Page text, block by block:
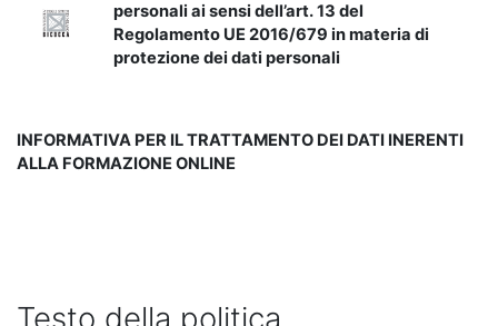
personali ai sensi dell’art. 13 del
Regolamento UE 2016/679 in materia di
protezione dei dati personali
INFORMATIVA PER IL TRATTAMENTO DEI DATI INERENTI
ALLA FORMAZIONE ONLINE
Testo della politica